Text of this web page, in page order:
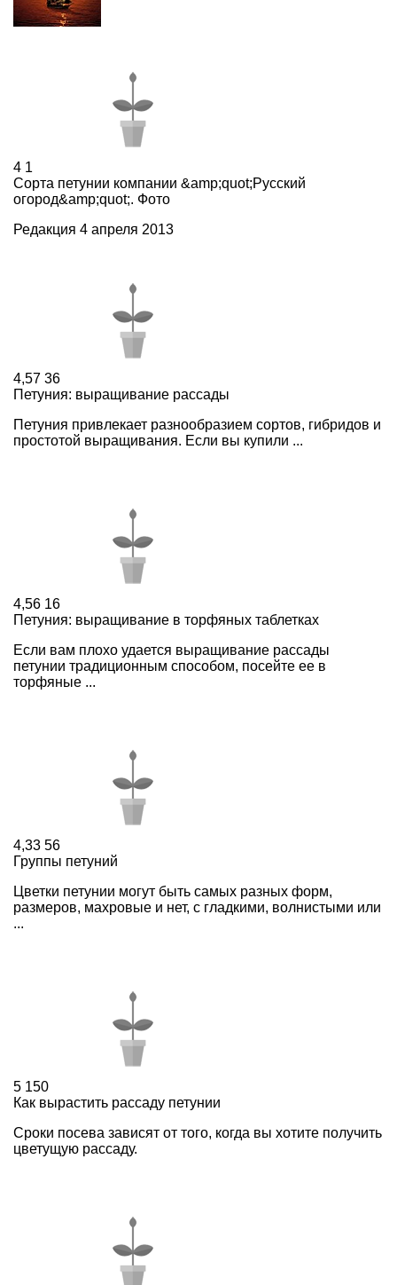
4 1
Сорта петунии компании &amp;quot;Русский
огород&amp;quot;. Фото
Редакция 4 апреля 2013
4,57 36
Петуния: выращивание рассады
Петуния привлекает разнообразием сортов, гибридов и
простотой выращивания. Если вы купили ...
4,56 16
Петуния: выращивание в торфяных таблетках
Если вам плохо удается выращивание рассады
петунии традиционным способом, посейте ее в
торфяные ...
4,33 56
Группы петуний
Цветки петунии могут быть самых разных форм,
размеров, махровые и нет, с гладкими, волнистыми или
...
5 150
Как вырастить рассаду петунии
Сроки посева зависят от того, когда вы хотите получить
цветущую рассаду.